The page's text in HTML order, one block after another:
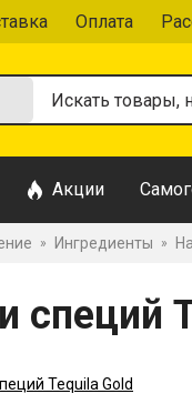
Оплата
Акции
» Ингредиенты »
специй